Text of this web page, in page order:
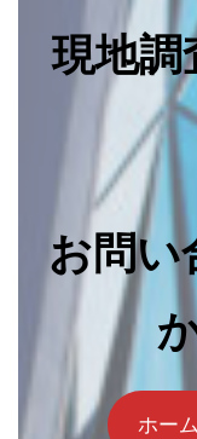
現地調
お問い
ホー